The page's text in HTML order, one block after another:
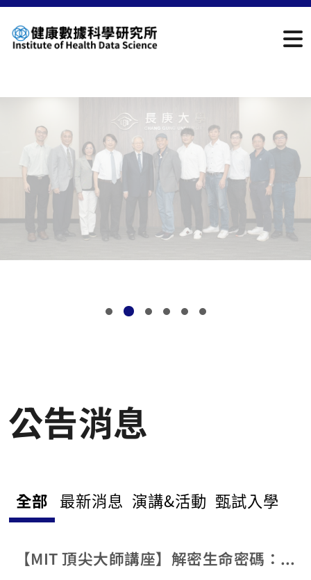
公告消息
全部 最新消息 演講&活動 甄試入學
【MIT 頂尖大師講座】解密生命密碼：巨噬細胞、慢性病與老化的關鍵鏈結